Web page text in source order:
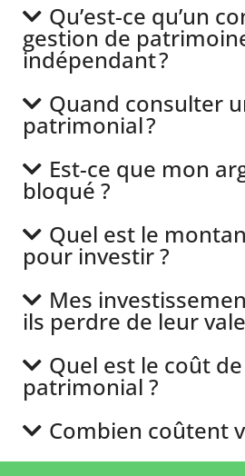
Qu’est-ce qu’un
gestion de
indépendant ?
Quand consulter
patrimonial ?
Est-ce que mon
bloqué ?
Quel est le
pour investir ?
Mes
ils perdre de leur
Quel est le coût
patrimonial ?
Combien coûtent